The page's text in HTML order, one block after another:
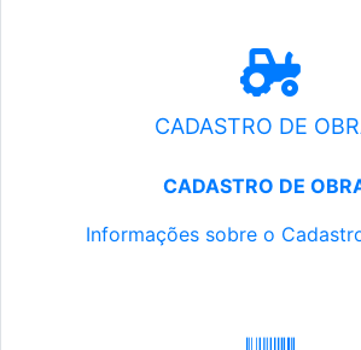
CADASTRO DE
CADASTRO DE
Informações sobre o